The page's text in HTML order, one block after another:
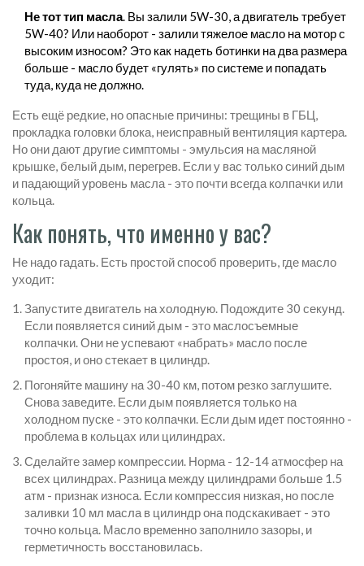
Не тот тип масла. Вы залили 5W-30, а двигатель требует
5W-40? Или наоборот - залили тяжелое масло на мотор с
высоким износом? Это как надеть ботинки на два размера
больше - масло будет «гулять» по системе и попадать
туда, куда не должно.
Есть ещё редкие, но опасные причины: трещины в ГБЦ,
прокладка головки блока, неисправный вентиляция картера.
Но они дают другие симптомы - эмульсия на масляной
крышке, белый дым, перегрев. Если у вас только синий дым
и падающий уровень масла - это почти всегда колпачки или
кольца.
Как понять, что именно у вас?
Не надо гадать. Есть простой способ проверить, где масло
уходит:
Запустите двигатель на холодную. Подождите 30 секунд.
Если появляется синий дым - это маслосъемные
колпачки. Они не успевают «набрать» масло после
простоя, и оно стекает в цилиндр.
Погоняйте машину на 30-40 км, потом резко заглушите.
Снова заведите. Если дым появляется только на
холодном пуске - это колпачки. Если дым идет постоянно -
проблема в кольцах или цилиндрах.
Сделайте замер компрессии. Норма - 12-14 атмосфер на
всех цилиндрах. Разница между цилиндрами больше 1.5
атм - признак износа. Если компрессия низкая, но после
заливки 10 мл масла в цилиндр она подскакивает - это
точно кольца. Масло временно заполнило зазоры, и
герметичность восстановилась.